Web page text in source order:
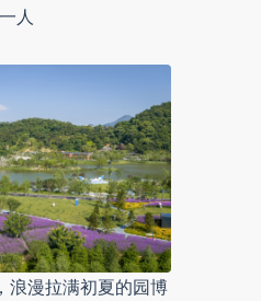
人
浪漫拉满初夏的园博